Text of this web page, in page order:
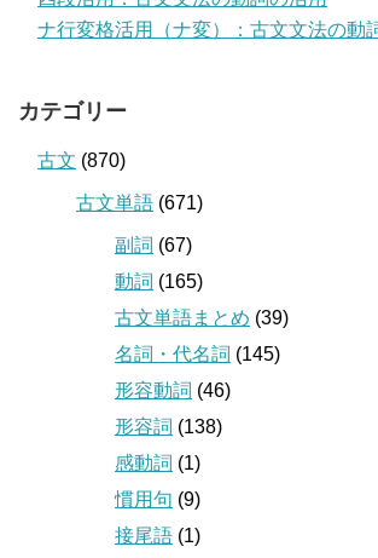
ナ行変格活用（ナ変）：古文文法の動
カテゴリー
古文 (870)
古文単語 (671)
副詞 (67)
動詞 (165)
古文単語まとめ (39)
名詞・代名詞 (145)
形容動詞 (46)
形容詞 (138)
感動詞 (1)
慣用句 (9)
接尾語 (1)